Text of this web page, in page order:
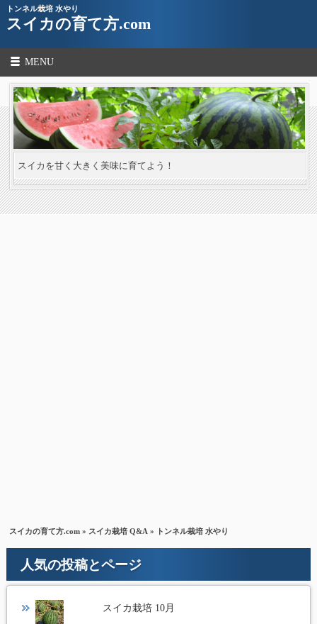
トンネル栽培 水やり
スイカの育て方.com
MENU
スイカを甘く大きく美味に育てよう！
スイカの育て方.com » スイカ栽培 Q&A » トンネル栽培 水やり
人気の投稿とページ
スイカ栽培 10月